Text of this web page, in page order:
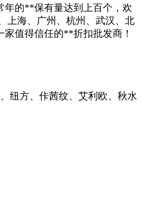
年的**保有量达到上百个，欢
上海、广州、杭州、武汉、北
值得信任的**折扣批发商！
纽方、佧茜纹、艾利欧、秋水